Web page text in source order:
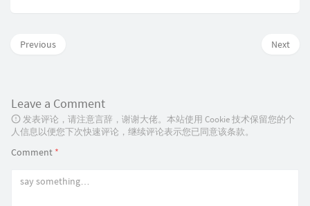
Next
Previous
Leave a Comment
发表评论，请注意言辞，谢谢大佬。本站使用 Cookie 技术保留您的个
人信息以便您下次快速评论，继续评论表示您已同意该条款。
Comment *